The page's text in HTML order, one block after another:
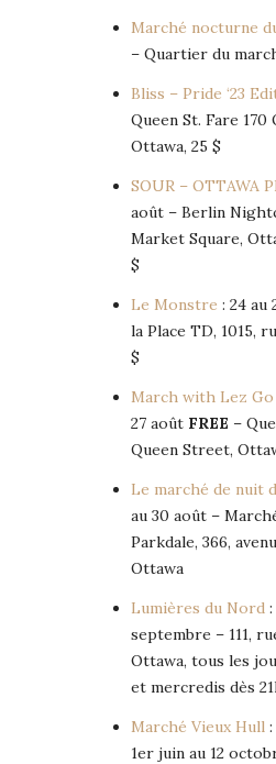
Marché nocturne
– Quartier du
Bliss – Pride ‘23
Queen St. Fare 170
Ottawa, 25 $
SOUR – OTTAWA
août – Berlin
Market Square,
$
Le Monstre : 24 au
la Place TD, 1015,
$
March with Lez Go
27 août FREE –
Queen Street,
Le marché de nuit
au 30 août –
Parkdale, 366,
Ottawa
Lumières du Nord
septembre – 111,
Ottawa, tous les
et mercredis dès
Marché Vieux Hull
1er juin au 12